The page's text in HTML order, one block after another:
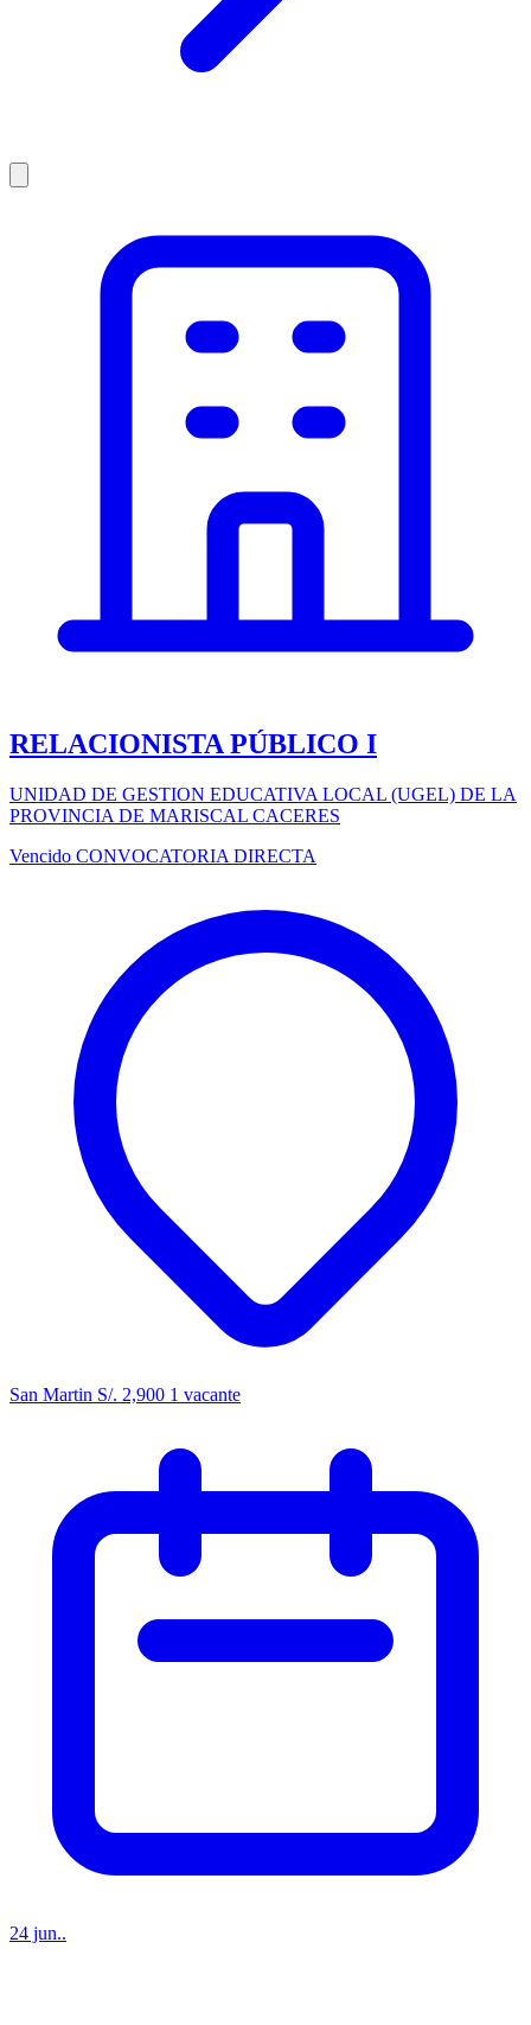
RELACIONISTA PÚBLICO I
UNIDAD DE GESTION EDUCATIVA LOCAL (UGEL) DE LA
PROVINCIA DE MARISCAL CACERES
Vencido CONVOCATORIA DIRECTA
San Martin S/. 2,900 1 vacante
24 jun..